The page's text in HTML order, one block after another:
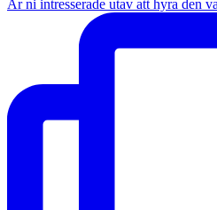
Är ni intresserade utav att hyra den